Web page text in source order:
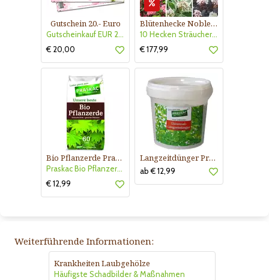
Gutschein 20.- Euro
Gutscheinkauf EUR 20.-
€ 20,00
Blütenhecke Nobless-Kollektion Nr. 402
10 Hecken Sträucher - für 10 lfm Blütenhecke - Blühend März - Oktober
€ 177,99
Bio Pflanzerde Praskac
Praskac Bio Pflanzerde
€ 12,99
Langzeitdünger Praskac
ab € 12,99
Weiterführende Informationen:
Krankheiten Laubgehölze
Häufigste Schadbilder & Maßnahmen